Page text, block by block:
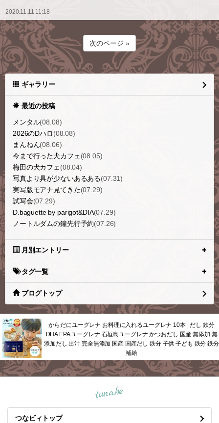
2020.11.11 11:18
次のページ »
ギャラリー
最近の投稿
メンタル(08.08)
2026のDハロ(08.08)
まんねん(08.06)
今まで行った犬カフェ (08.05)
梅田の犬カフェ (08.04)
写真より具が少ないあるある(07.31)
実写版モアナ見てきた(07.29)
試写会(07.29)
D.baguette by parigot&DIA(07.29)
ノートルダムの鐘先行予約(07.26)
月別エントリー
タグ一覧
ブログトップ
からだにユーグレナ お料理に入れるユーグレナ 10本 | だし 鉄分
DHA EPA ユーグレナ 石垣島ユーグレナ かつおだし 国産 無添加 無
添加だし 出汁 完全無添加 国産 国産だし 鉄分 子供 子ども 鉄分 鉄分
補給
tuna.be
つなビィトップ